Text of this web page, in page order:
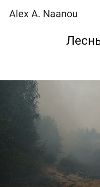
Alex A. Naanou